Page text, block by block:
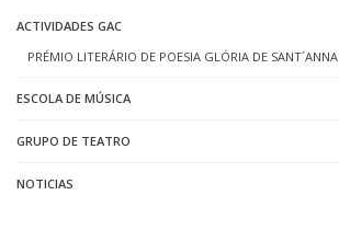
ACTIVIDADES GAC
PRÉMIO LITERÁRIO DE POESIA GLÓRIA DE SANT´ANNA
ESCOLA DE MÚSICA
GRUPO DE TEATRO
NOTICIAS